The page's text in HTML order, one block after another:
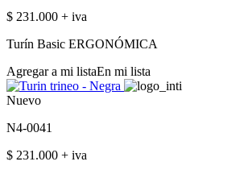
$ 231.000 + iva
Turín Basic ERGONÓMICA
Agregar a mi listaEn mi lista
Nuevo
N4-0041
$ 231.000 + iva